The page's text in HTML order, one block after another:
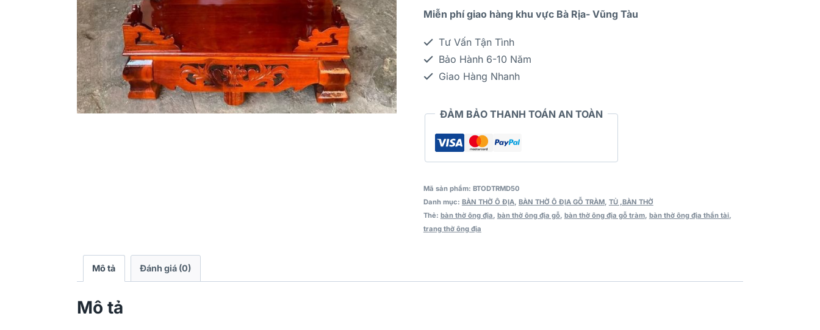
Miễn phí giao hàng khu vực Bà Rịa- Vũng Tàu
Tư Vấn Tận Tình
Bảo Hành 6-10 Năm
Giao Hàng Nhanh
ĐẢM BẢO THANH TOÁN AN TOÀN
Mã sản phẩm: BTODTRMD50
Danh mục: BÀN THỜ Ô ĐỊA, BÀN THỜ Ô ĐỊA GỖ TRÀM, TỦ ,BÀN THỜ
Thẻ: bàn thờ ông địa bàn thờ ông địa gỗ, bàn thờ ông địa gỗ tràm, bàn thờ ông địa thần tài,
trang thờ ông địa
Mô tả Đánh giá (0)
Mô tả